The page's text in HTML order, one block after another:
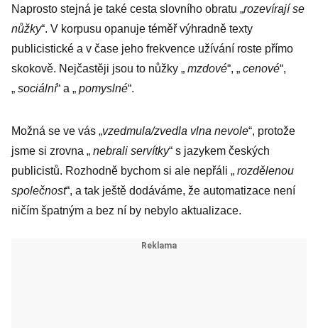
Naprosto stejná je také cesta slovního obratu „rozevírají se
nůžky“. V korpusu opanuje téměř výhradně texty
publicistické a v čase jeho frekvence užívání roste přímo
skokově. Nejčastěji jsou to nůžky „ mzdové“, „ cenové“,
„ sociální“ a „ pomyslné“.
Možná se ve vás „vzedmula/zvedla vlna nevole“, protože
jsme si zrovna „ nebrali servítky“ s jazykem českých
publicistů. Rozhodně bychom si ale nepřáli „ rozdělenou
společnost“, a tak ještě dodáváme, že automatizace není
ničím špatným a bez ní by nebylo aktualizace.